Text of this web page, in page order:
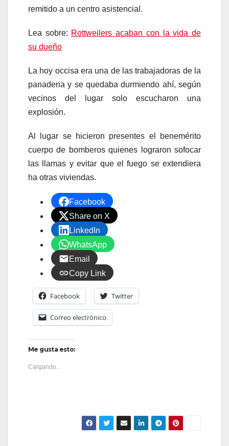
remitido a un centro asistencial.
Lea sobre: Rottweilers acaban con la vida de
su dueño
La hoy occisa era una de las trabajadoras de la
panaderia y se quedaba durmiendo ahí, según
vecinos del lugar solo escucharon una
explosión.
Al lugar se hicieron presentes el benemérito
cuerpo de bomberos quienes lograron sofocar
las llamas y evitar que el fuego se extendiera
ha otras viviendas.
Facebook
Share on X
LinkedIn
WhatsApp
Email
Copy Link
Facebook Twitter
Correo electrónico
Me gusta esto:
Cargando...